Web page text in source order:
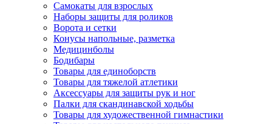
Самокаты для взрослых
Наборы защиты для роликов
Ворота и сетки
Конусы напольные, разметка
Медицинболы
Бодибары
Товары для единоборств
Товары для тяжелой атлетики
Аксессуары для защиты рук и ног
Палки для скандинавской ходьбы
Товары для художественной гимнастики